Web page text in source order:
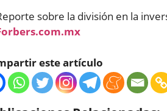
sobre la división en la
este artículo